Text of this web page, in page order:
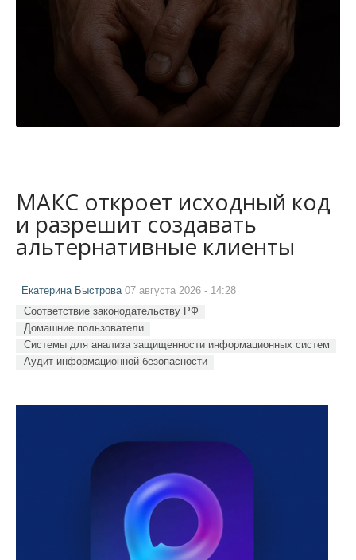
МАКС откроет исходный код
и разрешит создавать
альтернативные клиенты
Екатерина Быстрова07 августа 2026 - 14:28
Соответствие законодательству РФ
Домашние пользователи
Системы для анализа защищенности информационных систем
Аудит информационной безопасности